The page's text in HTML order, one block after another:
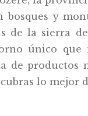
y
de la sierra
único que
productos
lo mejor